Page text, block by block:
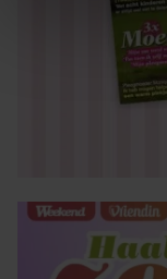
We gebruiken
personaliseren,
en om ons
partners voor
verzameld op
gaat akkoord
gebruiken.